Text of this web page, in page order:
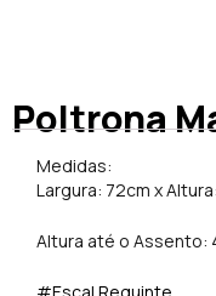
Poltrona
Medidas:
Largura: 72cm x
Altura até o Assento: